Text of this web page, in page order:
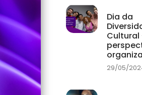
Dia da
Cultural
29/05/